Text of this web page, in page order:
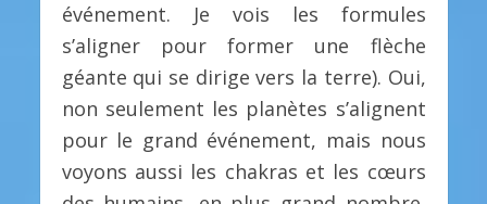
événement. Je vois les formules
s’aligner pour former une flèche
géante qui se dirige vers la terre). Oui,
non seulement les planètes s’alignent
pour le grand événement, mais nous
voyons aussi les chakras et les cœurs